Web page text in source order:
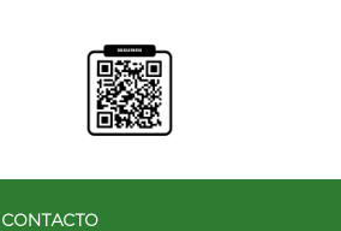
CONTACTO